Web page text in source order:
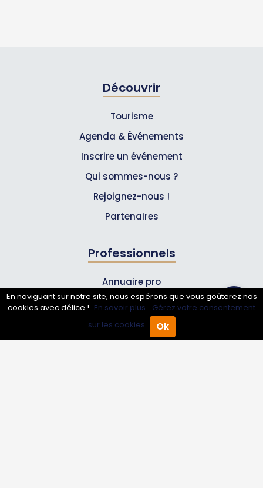
Annuaire Pro Agenda
Découvrir
Tourisme
Agenda & Événements
Inscrire un événement
Qui sommes-nous ?
Rejoignez-nous !
Partenaires
Professionnels
Annuaire pro
Inscrire mon entreprise
Les Abonnements Pros
En naviguant sur notre site, nous espérons que vous goûterez nos
cookies avec délice ! En savoir plus. Gérez votre consentement
sur les cookies.
Ok